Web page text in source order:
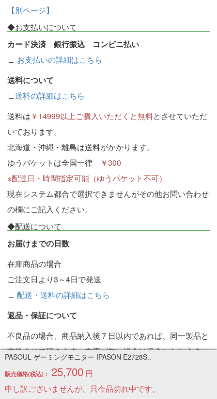
PASOUL ゲーミングモニター IPASON E2728S..
販売価格(税込)： 25,700 円
申し訳ございませんが、只今品切れ中です。
【別ページ】
◆お支払いについて
カード決済 銀行振込 コンビニ払い
∟ お支払いの詳細はこちら
送料について
∟送料の詳細はこちら
送料は ￥14999以上ご購入いただくと無料とさせていただ
いております。
北海道・沖縄・離島は送料がかかります。
ゆうパケットは全国一律
￥300
※配達日・時間指定可能（ゆうパケット不可）
現在システム都合で選択できませんがその他お問い合わせ
の欄にご記入ください。
◆配送について
お届けまでの日数
在庫商品の場合
ご注文日より3～4日で発送
∟ 配送・送料の詳細はこちら
返品・保証について
不良品の場合、商品納入後７日以内であれば、同一製品と
交換させて頂きます。在庫が無い場合は返金いたします。
返品・保証の詳細はこちら
◆お問い合わせ